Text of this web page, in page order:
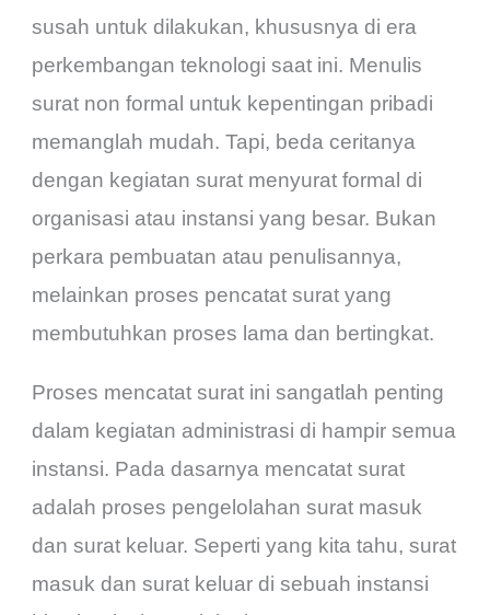
susah untuk dilakukan, khususnya di era
perkembangan teknologi saat ini. Menulis
surat non formal untuk kepentingan pribadi
memanglah mudah. Tapi, beda ceritanya
dengan kegiatan surat menyurat formal di
organisasi atau instansi yang besar. Bukan
perkara pembuatan atau penulisannya,
melainkan proses pencatat surat yang
membutuhkan proses lama dan bertingkat.
Proses mencatat surat ini sangatlah penting
dalam kegiatan administrasi di hampir semua
instansi. Pada dasarnya mencatat surat
adalah proses pengelolahan surat masuk
dan surat keluar. Seperti yang kita tahu, surat
masuk dan surat keluar di sebuah instansi